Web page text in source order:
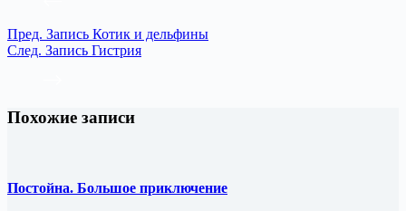
Пред. Запись Котик и дельфины
След. Запись Гистрия
Похожие записи
Постойна. Большое приключение